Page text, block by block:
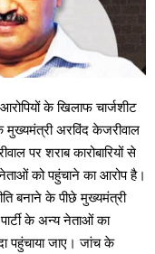
के खिलाफ चार्जशीट
अरविंद केजरीवाल
पर शराब कारोबारियों से
को पहुंचाने का आरोप है।
बनाने के पीछे मुख्यमंत्री
के अन्य नेताओं का
पहुंचाया जाए। जांच के